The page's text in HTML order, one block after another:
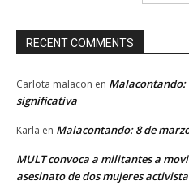
RECENT COMMENTS
Carlota malacon en Malacontando:
significativa
Karla en Malacontando: 8 de
MULT convoca a militantes a
asesinato de dos mujeres activista.